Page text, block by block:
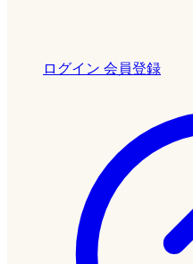
ログイン 会員登録